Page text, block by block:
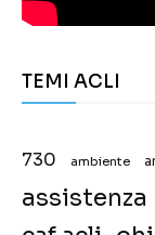
TEMI ACLI
730 ambiente
assistenza